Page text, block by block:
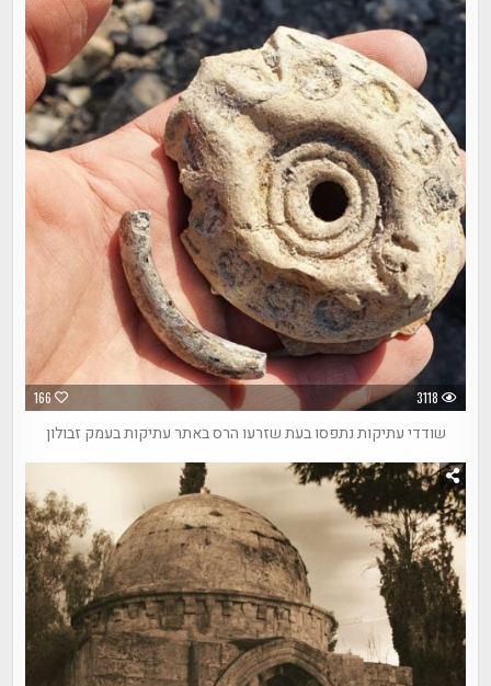
166 3118
שודדי עתיקות נתפסו בעת שזרעו הרס באתר עתיקות בעמק זבולון